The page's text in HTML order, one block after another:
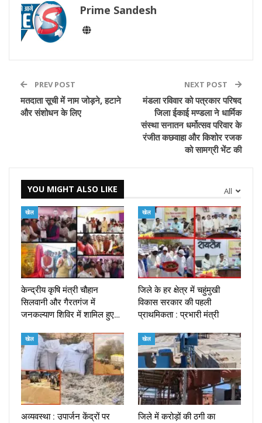
Prime Sandesh
PREV POST
मतदाता सूची में नाम जोड़ने, हटाने
और संशोधन के लिए
NEXT POST
मंडला रविवार को पत्रकार परिषद
जिला ईकाई मण्डला ने धार्मिक
संस्था सनातन धर्मोत्सव परिवार के
रंजीत कछवाहा और किशोर रजक
को सामग्री भेंट की
All
YOU MIGHT ALSO LIKE
खेल
केन्द्रीय कृषि मंत्री चौहान
सिलवानी और गैरतगंज में
जनकल्याण शिविर में शामिल हुए…
खेल
जिले के हर क्षेत्र में चहुंमुखी
विकास सरकार की पहली
प्राथमिकता : प्रभारी मंत्री
खेल
अव्यवस्था : उपार्जन केंद्रों पर
खेल
जिले में करोड़ों की ठगी का